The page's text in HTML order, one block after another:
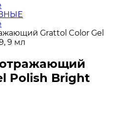
Grattol Color Gel
9 мл
Polish Bright